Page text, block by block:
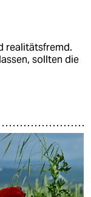
realitätsfremd.
sollten die